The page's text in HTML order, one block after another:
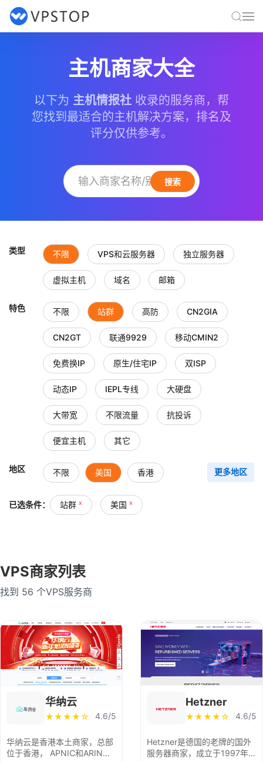
主机商家大全
以下为 主机情报社收录的服务商，帮
您找到最适合的主机解决方案，排名及
评分仅供参考。
搜索
类型 不限 VPS和云服务器 独立服务器
虚拟主机 域名 邮箱
特色 不限 站群 高防 CN2GIA
CN2GT 联通9929 移动CMIN2
免费换IP 原生/住宅IP 双ISP
动态IP IEPL专线 大硬盘
大带宽 不限流量 抗投诉
便宜主机 其它
地区 不限 美国 香港
台湾 中国大陆
德国
老挝 印度 荷兰
瑞士 瑞典
爱尔兰 西班牙 澳大利亚
意大利
阿联酋迪拜
更多地区
已选条件： 站群 x 美国 x
VPS商家列表
找到 56 个VPS服务商
华纳云
★★★★☆ 4.6/5
华纳云是香港本土商家，总部
位于香港， APNIC和ARIN会
Hetzner
★★★★☆ 4.6/5
Hetzner是德国的老牌的国外
服务器商家，成立于1997年，